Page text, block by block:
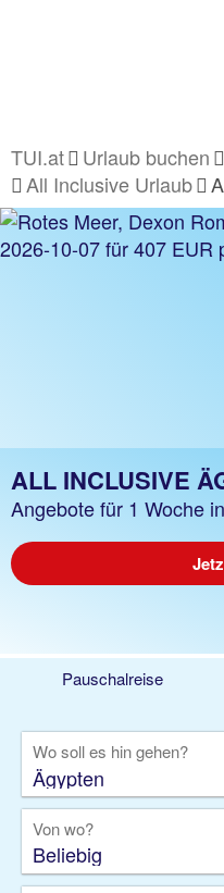
TUI.at Urlaub buchen
All Inclusive Urlaub
ALL INCLUSIVE
Angebote für 1 Woche
Pauschalreise
Rundreise
Kreuzfahrt
Gruppenreise
Wo soll es hin gehen?
Von wo?
Beliebig